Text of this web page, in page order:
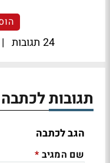
24 תגובות |
תגובות לכתבה
הגב לכתבה
שם המגיב *